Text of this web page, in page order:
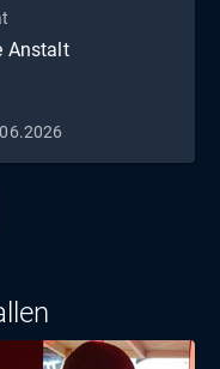
Anstalt